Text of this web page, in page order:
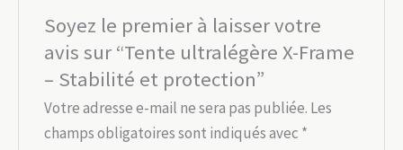
Soyez le premier à laisser votre
avis sur “Tente ultralégère X-Frame
– Stabilité et protection”
Votre adresse e-mail ne sera pas publiée. Les
champs obligatoires sont indiqués avec *